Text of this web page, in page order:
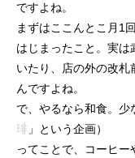
ですよね。
まずはここんとこ月1
はじまったこと。実
いたり、店の外の改札
んですよね。
で、やるなら和食。少
琲 」という企画）
ってことで、コーヒ